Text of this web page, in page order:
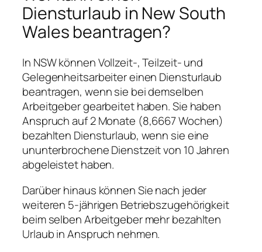
Diensturlaub in New South
Wales beantragen?
In NSW können Vollzeit-, Teilzeit- und
Gelegenheitsarbeiter einen Diensturlaub
beantragen, wenn sie bei demselben
Arbeitgeber gearbeitet haben. Sie haben
Anspruch auf 2 Monate (8,6667 Wochen)
bezahlten Diensturlaub, wenn sie eine
ununterbrochene Dienstzeit von 10 Jahren
abgeleistet haben.
Darüber hinaus können Sie nach jeder
weiteren 5-jährigen Betriebszugehörigkeit
beim selben Arbeitgeber mehr bezahlten
Urlaub in Anspruch nehmen.